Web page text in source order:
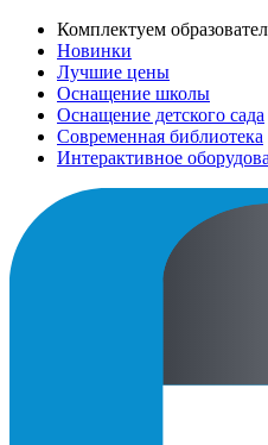
Комплектуем
Новинки
Лучшие цены
Оснащение школы
Оснащение детского сада
Современная библиотека
Интерактивное